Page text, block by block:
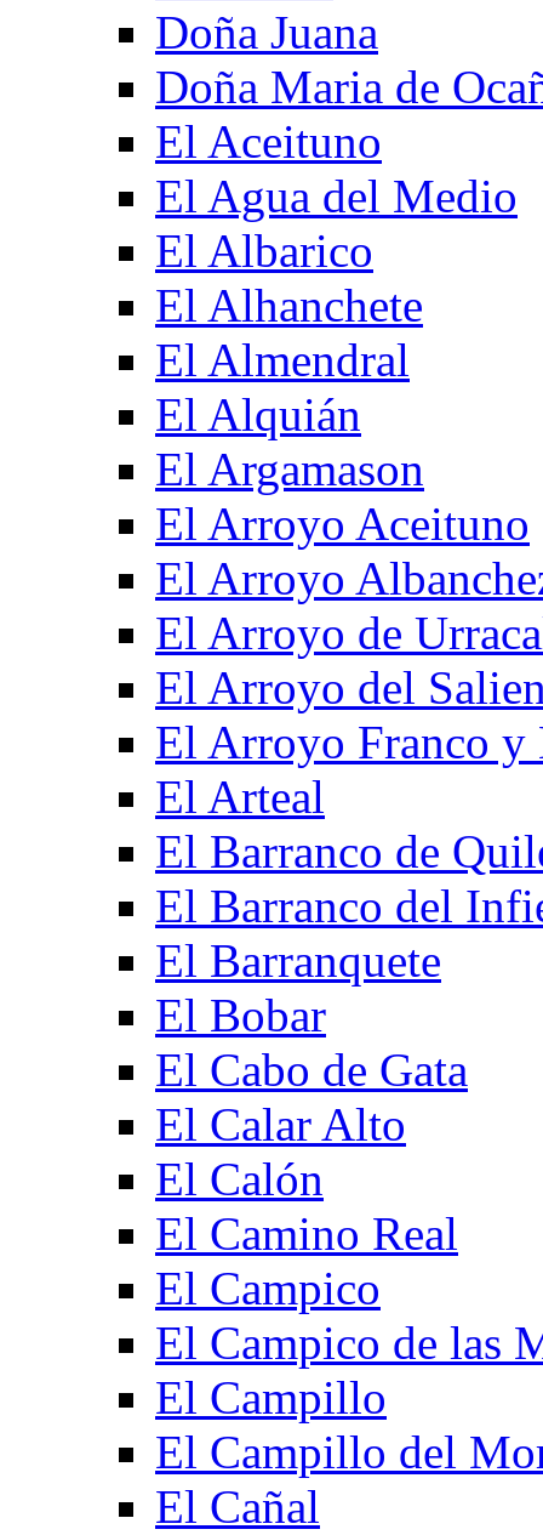
Doña Juana
Doña Maria de
El Aceituno
El Agua del Medio
El Albarico
El Alhanchete
El Almendral
El Alquián
El Argamason
El Arroyo Aceituno
El Arroyo
El Arroyo de
El Arroyo del
El Arroyo Franco y
El Arteal
El Barranco de
El Barranco del
El Barranquete
El Bobar
El Cabo de Gata
El Calar Alto
El Calón
El Camino Real
El Campico
El Campico de las
El Campillo
El Campillo del
El Cañal